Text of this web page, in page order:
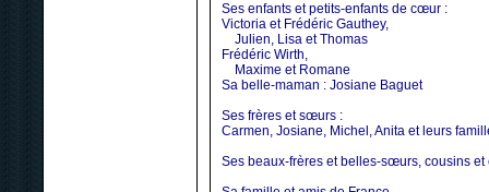
Ses enfants et petits-enfants de cœur :
Victoria et Frédéric Gauthey,
Julien, Lisa et Thomas
Frédéric Wirth,
Maxime et Romane
Sa belle-maman : Josiane Baguet
Ses frères et sœurs :
Carmen, Josiane, Michel, Anita et leurs
Ses beaux-frères et belles-sœurs, cousins et